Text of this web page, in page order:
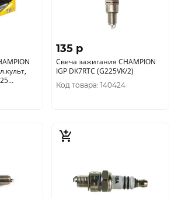
135 p
Свеча зажигания CHAMPION
IGP DK7RTC (G225VK/2)
Код товара: 140424